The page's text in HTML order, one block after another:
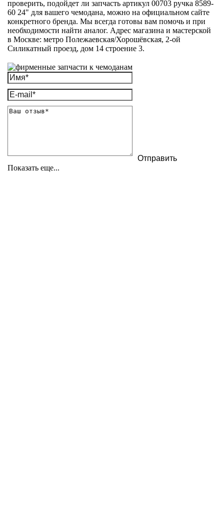
проверить, подойдет ли запчасть артикул 00703 ручка 8589-
60 24" для вашего чемодана, можно на официальном сайте
конкретного бренда. Мы всегда готовы вам помочь и при
необходимости найти аналог. Адрес магазина и мастерской
в Москве: метро Полежаевская/Хорошёвская, 2-ой
Силикатный проезд, дом 14 строение 3.
Показать еще...